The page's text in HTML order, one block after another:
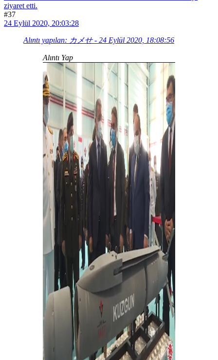
ziyaret etti.
#37
24 Eylül 2020, 20:03:28
Alıntı yapılan: カメせ - 24 Eylül 2020, 18:08:56
Alıntı Yap